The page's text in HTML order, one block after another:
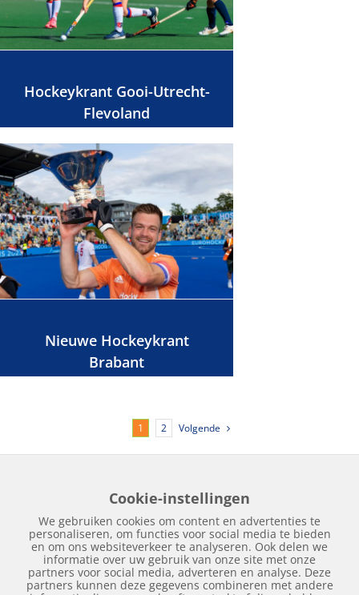
Hockeykrant Gooi-Utrecht-
Flevoland
Nieuwe Hockeykrant
Brabant
1 2 Volgende
Over Hockeykrant Adverteren
Nieuws
Archief
Cookie-instellingen
We gebruiken cookies om content en advertenties te
personaliseren, om functies voor social media te bieden
en om ons websiteverkeer te analyseren. Ook delen we
informatie over uw gebruik van onze site met onze
partners voor social media, adverteren en analyse. Deze
partners kunnen deze gegevens combineren met andere